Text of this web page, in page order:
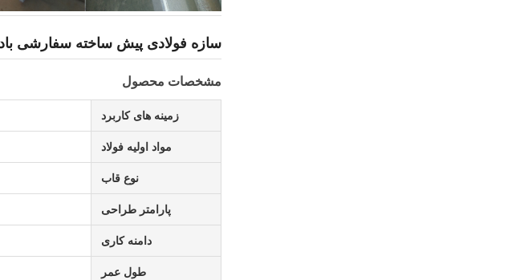
سازه فولادی پیش ساخته سفارشی
مشخصات محصول
زمینه های کاربرد
مواد اولیه فولاد
نوع قاب
پارامتر طراحی
دامنه کاری
طول عمر